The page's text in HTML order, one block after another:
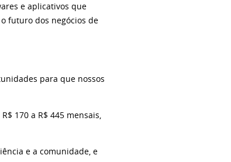
e aplicativos que
futuro dos negócios de
para que nossos
170 a R$ 445 mensais,
e a comunidade, e